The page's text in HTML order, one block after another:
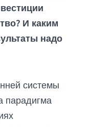
И каким
надо
системы
парадигма